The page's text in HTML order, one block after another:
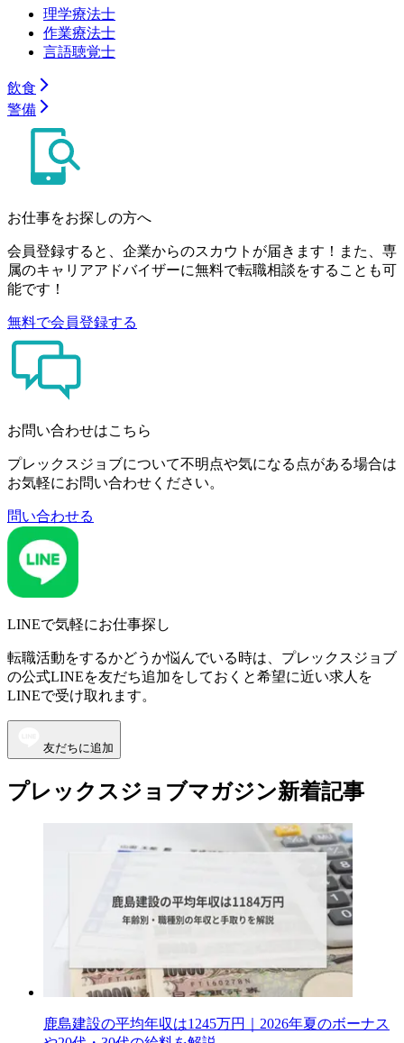
理学療法士
作業療法士
言語聴覚士
飲食
警備
お仕事をお探しの方へ
会員登録すると、企業からのスカウトが届きます！また、専
属のキャリアアドバイザーに無料で転職相談をすることも可
能です！
無料で会員登録する
お問い合わせはこちら
プレックスジョブについて不明点や気になる点がある場合は
お気軽にお問い合わせください。
問い合わせる
LINEで気軽にお仕事探し
転職活動をするかどうか悩んでいる時は、プレックスジョブ
の公式LINEを友だち追加をしておくと希望に近い求人を
LINEで受け取れます。
友だちに追加
プレックスジョブマガジン新着記事
鹿島建設の平均年収は1245万円｜2026年夏のボーナス